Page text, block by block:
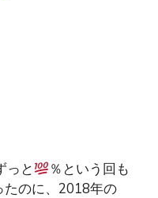
っと
％という回も
たのに、2018年の